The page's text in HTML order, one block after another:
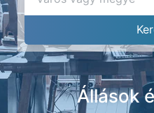
Állások